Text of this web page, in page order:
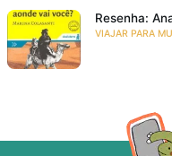
Resenha:
VIAJAR PARA